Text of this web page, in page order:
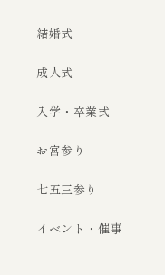
結婚式
成人式
入学・卒業式
お宮参り
七五三参り
イベント・催事